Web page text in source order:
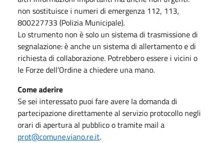
non sostituisce i numeri di emergenza 112, 113,
800227733 (Polizia Municipale).
Lo strumento non è solo un sistema di trasmissione di
segnalazione: è anche un sistema di allertamento e di
richiesta di collaborazione. Potrebbero essere i vicini o
le Forze dell’Ordine a chiedere una mano.
Come aderire
Se sei interessato puoi fare avere la domanda di
partecipazione direttamente al servizio protocollo negli
orari di apertura al pubblico o tramite mail a
prot@comune.viano.re.it.